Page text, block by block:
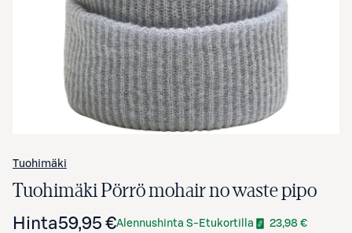
Tuohimäki
Tuohimäki Pörrö mohair no waste pipo
Hinta59,95 €Alennushinta S-Etukortilla 23,98 €